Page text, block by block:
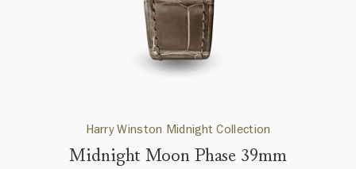
Harry Winston Midnight Collection
Midnight Moon Phase 39mm